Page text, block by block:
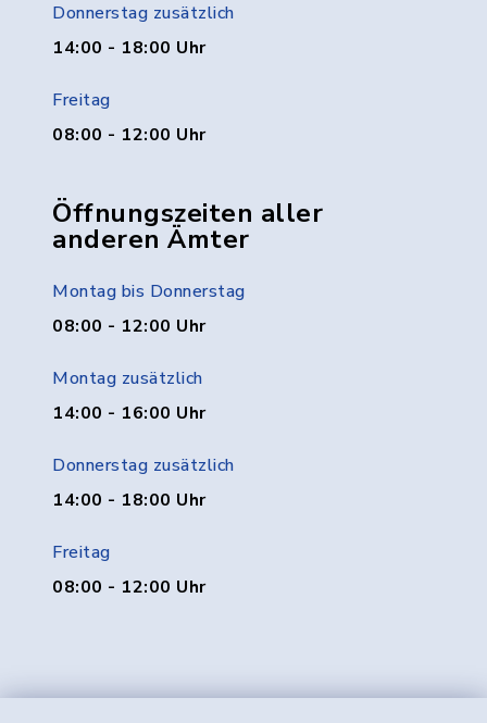
Donnerstag zusätzlich
14:00 - 18:00 Uhr
Freitag
08:00 - 12:00 Uhr
Öffnungszeiten aller
anderen Ämter
Montag bis Donnerstag
08:00 - 12:00 Uhr
Montag zusätzlich
14:00 - 16:00 Uhr
Donnerstag zusätzlich
14:00 - 18:00 Uhr
Freitag
08:00 - 12:00 Uhr